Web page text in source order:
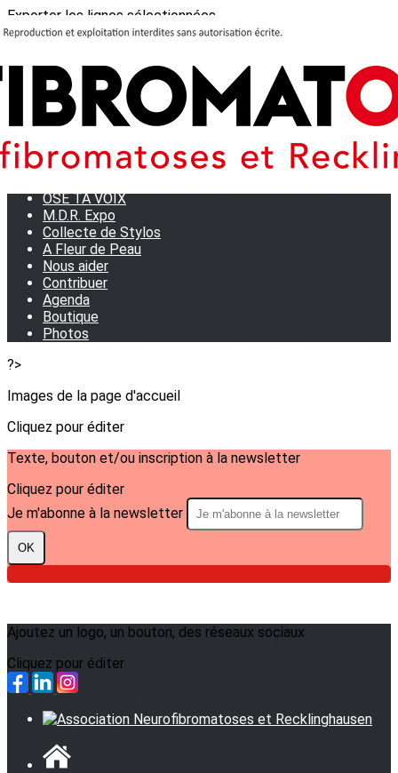
Exporter les lignes sélectionnées
Exporter toutes les colonnes
Journées Partage 2026 - La Rochelle
Les manifestations
OSE TA VOIX
M.D.R. Expo
Collecte de Stylos
A Fleur de Peau
Nous aider
Contribuer
Agenda
Boutique
Photos
?>
Images de la page d'accueil
Cliquez pour éditer
Texte, bouton et/ou inscription à la newsletter
Cliquez pour éditer
Je m'abonne à la newsletter
OK
Ajoutez un logo, un bouton, des réseaux sociaux
Cliquez pour éditer